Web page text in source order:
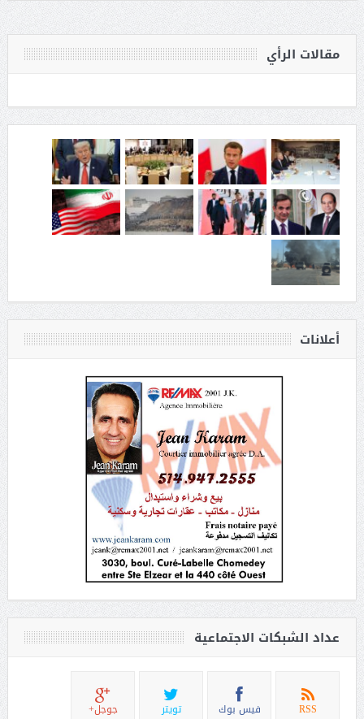
مقالات الرأي
أعلانات
عداد الشبكات الاجتماعية
RSS فيس بوك تويتر جوجل+